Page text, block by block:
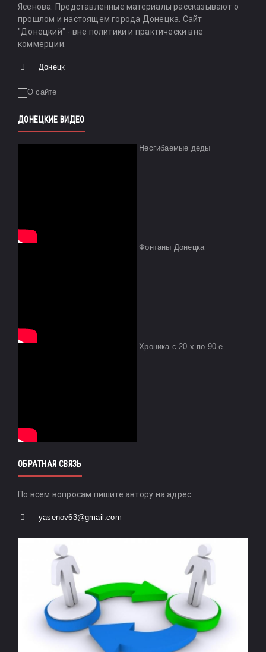
Ясенова. Представленные материалы рассказывают о
прошлом и настоящем города Донецка. Сайт
"Донецкий" - вне политики и практически вне
коммерции.
Донецк
ДОНЕЦКИЕ ВИДЕО
Несгибаемые деды
Фонтаны Донецка
Хроника с 20-х по 90-е
ОБРАТНАЯ СВЯЗЬ
По всем вопросам пишите автору на адрес:
yasenov63@gmail.com